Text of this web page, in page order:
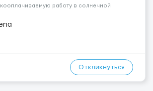
работу в солнечной
— это предложение для тебя! 🔹
от ...
Откликнуться